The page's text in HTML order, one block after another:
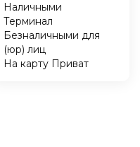
Наличными
Терминал
Безналичными для
(юр) лиц
На карту Приват